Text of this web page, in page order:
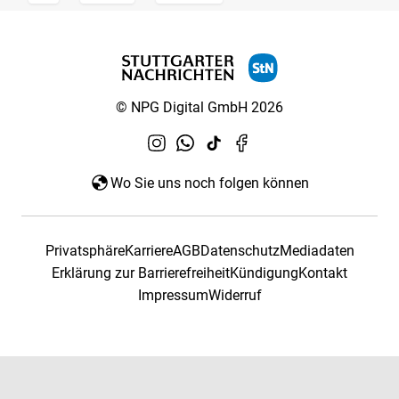
© NPG Digital GmbH 2026
Wo Sie uns noch folgen können
PrivatsphäreKarriereAGBDatenschutzMediadaten
Erklärung zur BarrierefreiheitKündigungKontakt
ImpressumWiderruf